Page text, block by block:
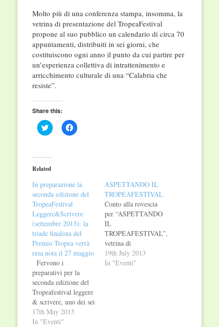
Molto più di una conferenza stampa, insomma, la
vetrina di presentazione del TropeaFestival
propone al suo pubblico un calendario di circa 70
appuntamenti, distribuiti in sei giorni, che
costituiscono ogni anno il punto da cui partire per
un’esperienza collettiva di intrattenimento e
arricchimento culturale di una “Calabria che
resiste”.
Share this:
Click
to
(Opens
in
new
Click
to
Related
In preparazione la
seconda edizione del
TropeaFestival
Leggere&Scrivere
(settembre 2013): la
triade finalista del
Premio Tropea verrà
resa nota il 27 maggio
Fervono i
preparativi per la
seconda edizione del
Tropeafestival leggere
& scrivere, uno dei sei
eventi che la Regione
Calabria ha scelto e
17th May 2013
In "Eventi"
ASPETTANDO IL
TROPEAFESTIVAL
Conto alla rovescia
per “ASPETTANDO
IL
TROPEAFESTIVAL”,
vetrina di
presentazione di uno
dei sei grandi eventi
19th July 2013
In "Eventi"